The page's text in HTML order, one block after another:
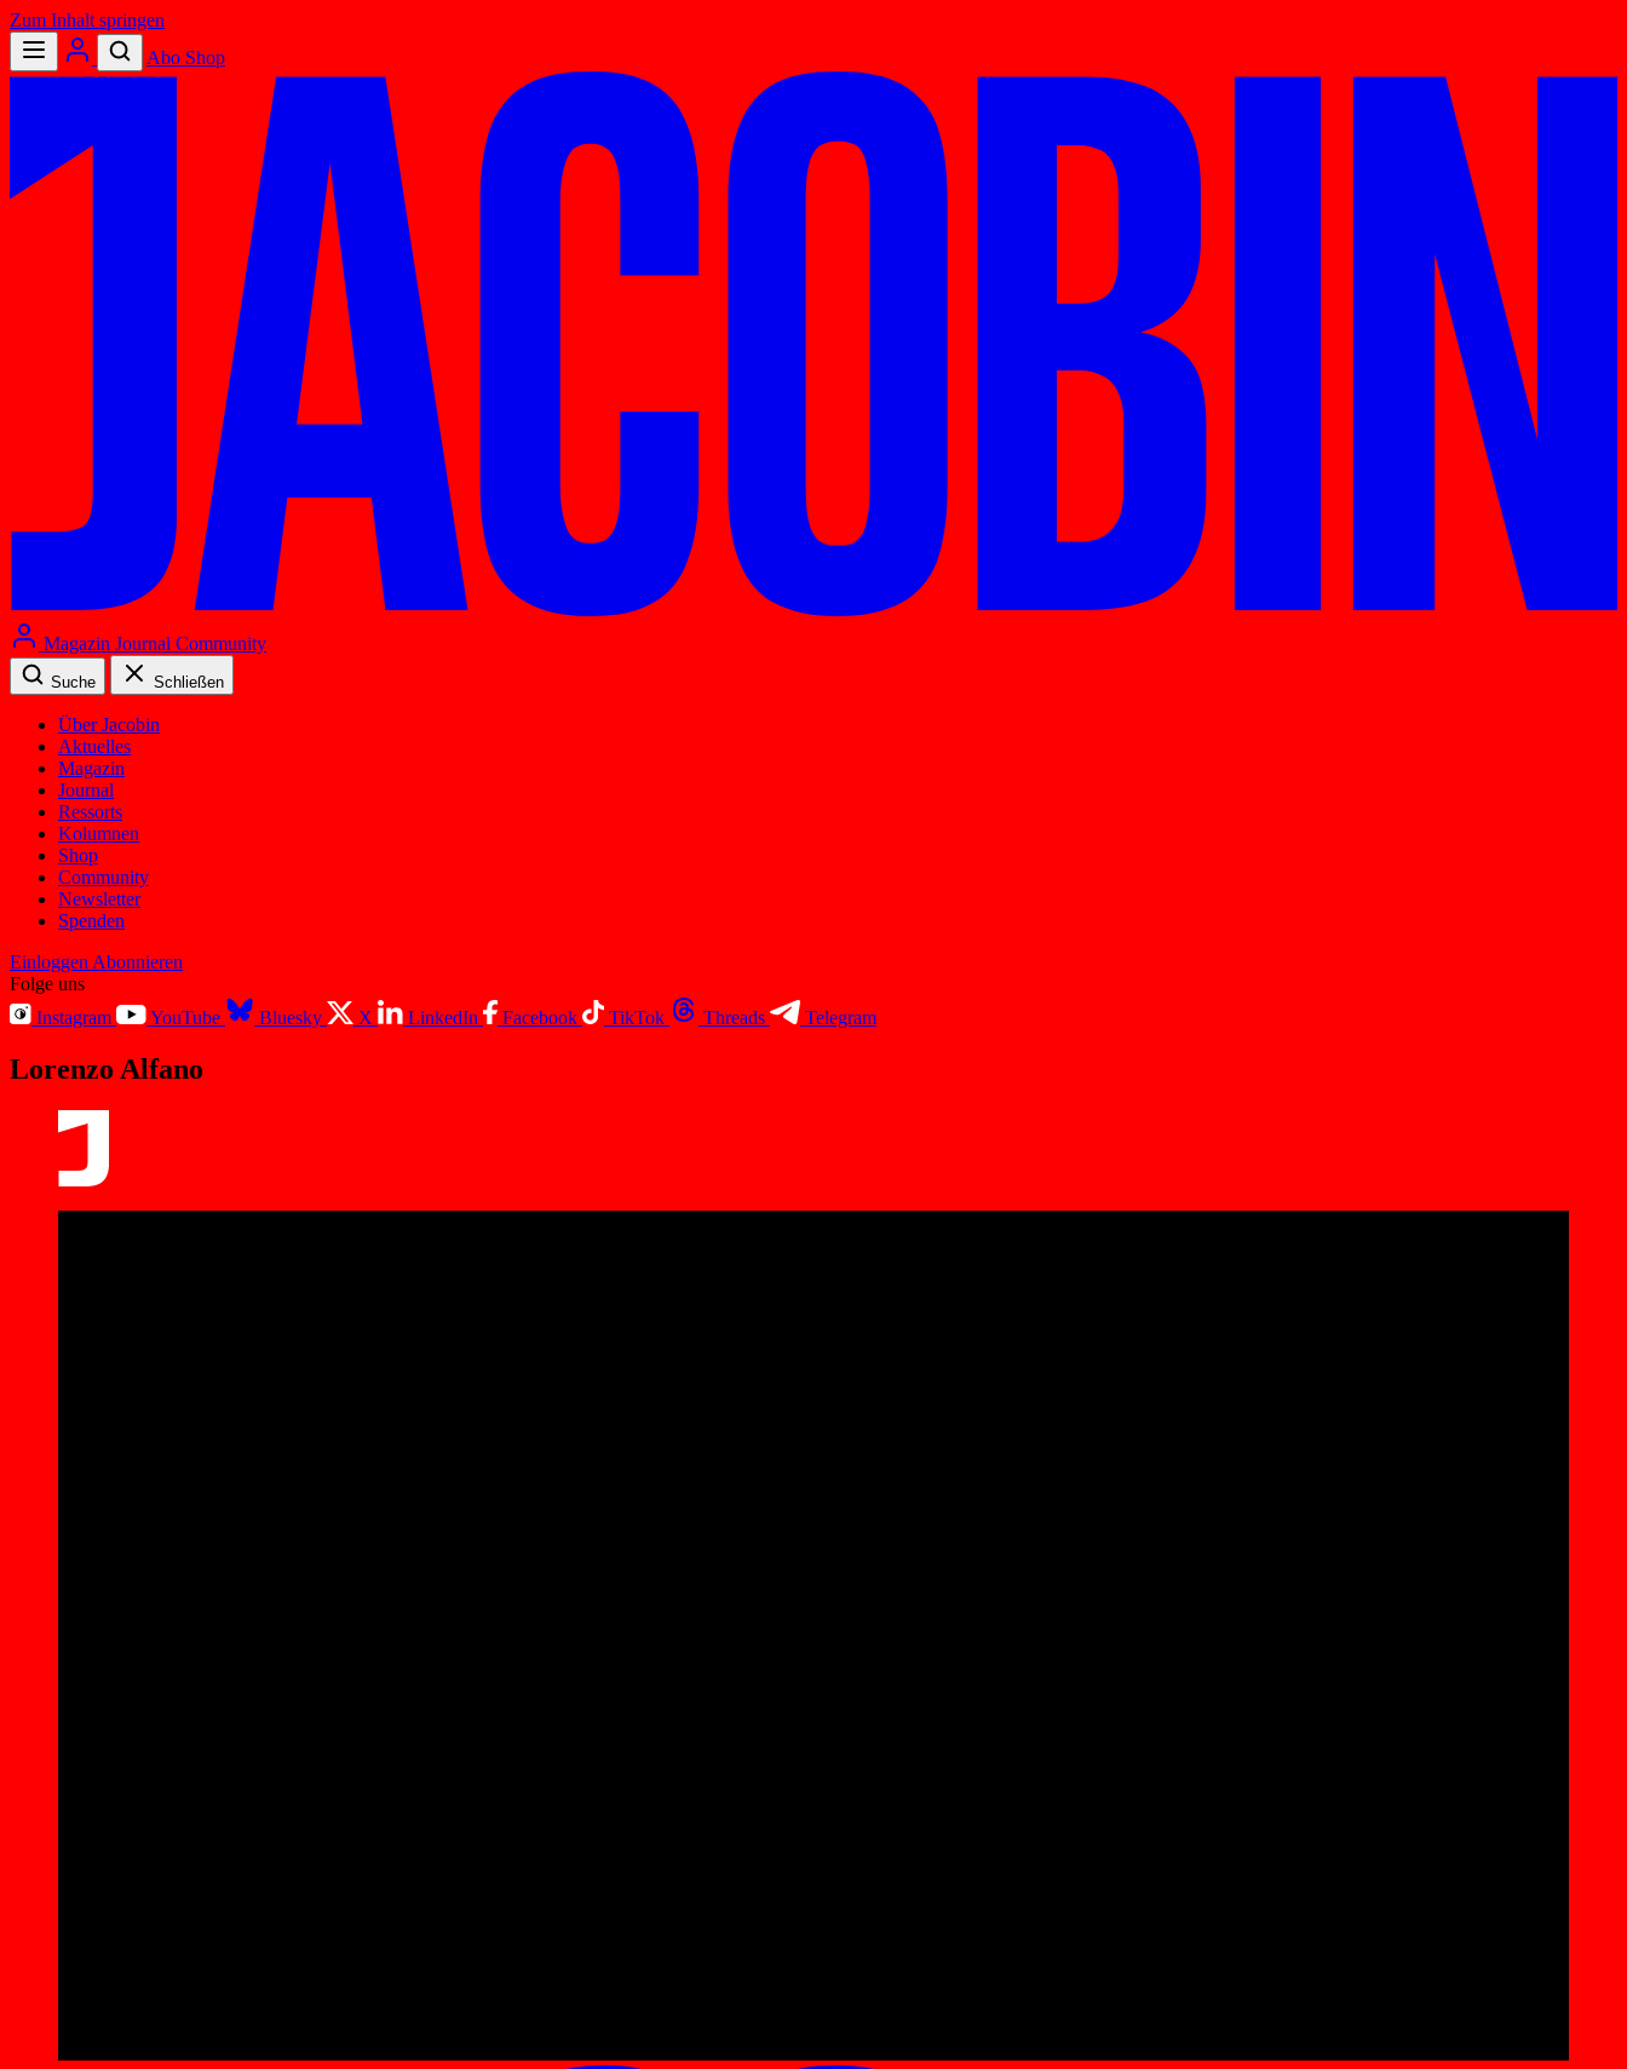
Zum Inhalt springen
Abo Shop
Magazin Journal Community
Suche Schließen
Über Jacobin
Aktuelles
Magazin
Journal
Ressorts
Kolumnen
Shop
Community
Newsletter
Spenden
Einloggen Abonnieren
Folge uns
Instagram
YouTube Bluesky X LinkedIn Facebook TikTok Threads Telegram
Lorenzo Alfano